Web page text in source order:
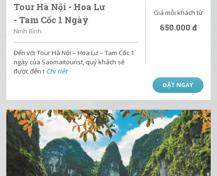
Tour Hà Nội - Hoa Lư
- Tam Cốc 1 Ngày
Ninh Bình
Giá mỗi khách từ
650.000 đ
Đến với Tour Hà Nội – Hoa Lư – Tam Cốc 1
ngày của Saomaitourist, quý khách sẽ
được đến t Chi tiết
ĐẶT NGAY